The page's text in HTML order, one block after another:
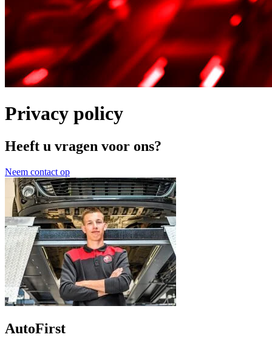
Privacy policy
Heeft u vragen voor ons?
Neem contact op
AutoFirst